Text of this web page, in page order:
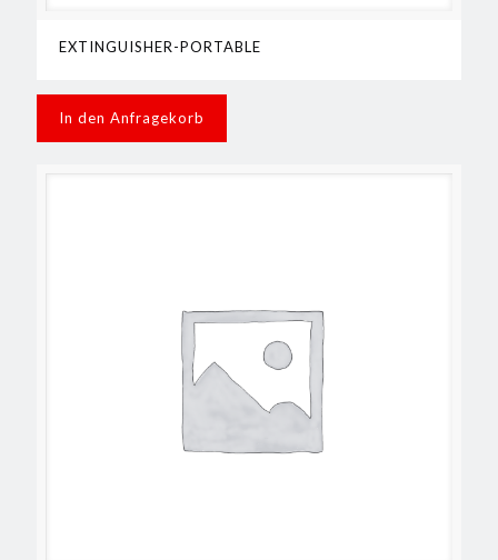
EXTINGUISHER-PORTABLE
In den Anfragekorb